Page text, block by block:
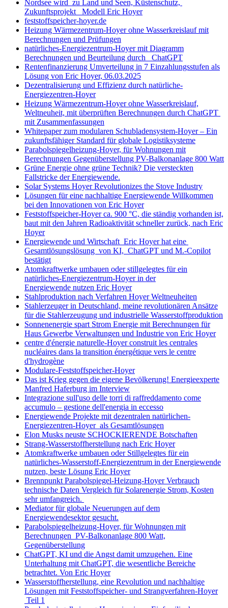
Nordsee wird zu Land und Seen, Küstenschutz,
Zukunftsprojekt Modell Eric Hoyer
feststoffspeicher-hoyer.de
Heizung Wärmezentrum-Hoyer ohne Wasserkreislauf mit
Berechnungen und Prüfungen
natürliches-Energiezentrum-Hoyer mit Diagramm
Berechnungen und Beurteilung durch ChatGPT
Rentenfinanzierung Umverteilung in 7 Einzahlungsstufen als
Lösung von Eric Hoyer, 06.03.2025
Dezentralisierung und Effizienz durch natürliche-
Energiezentren-Hoyer
Heizung Wärmezentrum-Hoyer ohne Wasserkreislauf,
Weltneuheit, mit überprüften Berechnungen durch ChatGPT
mit Zusammenfassungen
Whitepaper zum modularen Schubladensystem-Hoyer – Ein
zukunftsfähiger Standard für globale Logistiksysteme
Parabolspiegelheizung-Hoyer, für Wohnungen mit
Berechnungen Gegenüberstellung PV-Balkonanlage 800 Watt
Grüne Energie ohne grüne Technik? Die versteckten
Fallstricke der Energiewende.
Solar Systems Hoyer Revolutionizes the Stove Industry
Lösungen für eine nachhaltige Energiewende Willkommen
bei den Innovationen von Eric Hoyer
Feststoffspeicher-Hoyer ca. 900 °C, die ständig vorhanden ist,
baut mit den Jahren Radioaktivität schneller zurück, nach Eric
Hoyer
Energiewende und Wirtschaft Eric Hoyer hat eine
Gesamtlösungslösung von KI, ChatGPT und M.-Copilot
bestätigt
Atomkraftwerke umbauen oder stillgelegtes für ein
natürliches-Energiezentrum-Hoyer in der
Energiewende nutzen Eric Hoyer
Stahlproduktion nach Verfahren Hoyer Weltneuheiten
Stahlerzeuger in Deutschland, meine revolutionären Ansätze
für die Stahlerzeugung und industrielle Wasserstoffproduktion
Sonnenenergie spart Strom Energie mit Berechnungen für
Haus Gewerbe Verwaltungen und Industrie von Eric Hoyer
centre d'énergie naturelle-Hoyer construit les centrales
nucléaires dans la transition énergétique vers le centre
d'hydrogène
Modulare-Feststoffspeicher-Hoyer
Das ist Krieg gegen die eigene Bevölkerung! Energieexperte
Manfred Haferburg im Interview
Integrazione sull'uso delle torri di raffreddamento come
accumulo – gestione dell'energia in eccesso
Energiewende Projekte mit dezentralen natürlichen-
Energiezentren-Hoyer als Gesamtlösungen
Elon Musks neuste SCHOCKIERENDE Botschaften
Strang-Wasserstoffherstellung nach Eric Hoyer
Atomkraftwerke umbauen oder Stillgelegtes für ein
natürliches-Wasserstoff-Energiezentrum in der Energiewende
nutzen, beste Lösung Eric Hoyer
Brennpunkt Parabolspiegel-Heizung-Hoyer Verbrauch
technische Daten Vergleich für Solarenergie Strom, Kosten
sehr umfangreich.
Mediator für globale Neuerungen auf dem
Energiewendesektor gesucht.
Parabolspiegelheizung-Hoyer, für Wohnungen mit
Berechnungen PV-Balkonanlage 800 Watt,
Gegenüberstellung
ChatGPT, KI und die Angst damit umzugehen. Eine
Unterhaltung mit ChatGPT, die wesentliche Bereiche
betrachtet. Von Eric Hoyer
Wasserstoffherstellung, eine Revolution und nachhaltige
Lösungen mit Feststoffspeicher- und Strangverfahren-Hoyer
Teil 1